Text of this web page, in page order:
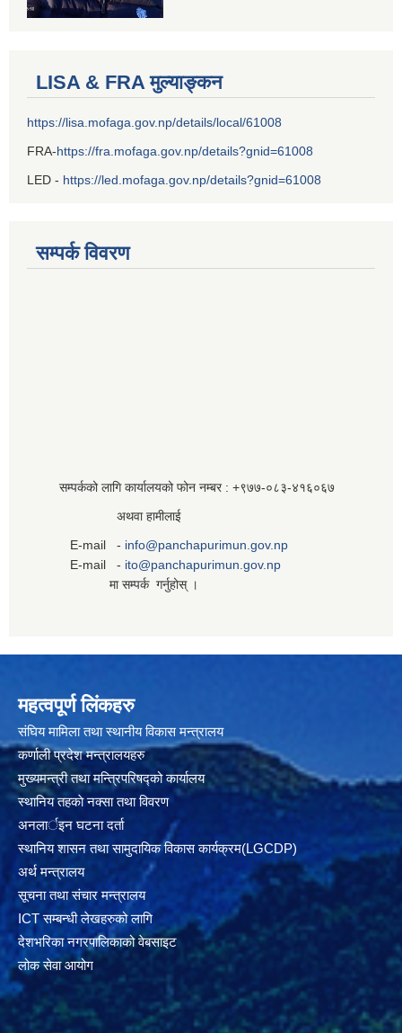
LISA & FRA मुल्याङ्कन
https://lisa.mofaga.gov.np/details/local/61008
FRA-https://fra.mofaga.gov.np/details?gnid=61008
LED - https://led.mofaga.gov.np/details?gnid=61008
सम्पर्क विवरण
सम्पर्कको लागि कार्यालयको फोन नम्बर : +९७७-०८३‍-४१६०६७
अथवा हामीलाई
E-mail - info@panchapurimun.gov.np
E-mail - ito@panchapurimun.gov.np
मा सम्पर्क गर्नुहोस् ।
महत्वपूर्ण लिंकहरु
संघिय मामिला तथा स्थानीय विकास मन्त्रालय
कर्णाली प्रदेश मन्त्रालयहरु
मुख्यमन्त्री तथा मन्त्रिपरिषद्को कार्यालय
स्थानिय तहकाे नक्सा तथा विवरण
अनलार्इन घटना दर्ता
स्थानिय शासन तथा सामुदायिक विकास कार्यक्रम(LGCDP)
अर्थ मन्त्रालय
सूचना तथा संचार मन्त्रालय
ICT सम्बन्धी लेखहरुको लागि
देशभरिका नगरपालिकाको वेबसाइट
लोक सेवा आयोग